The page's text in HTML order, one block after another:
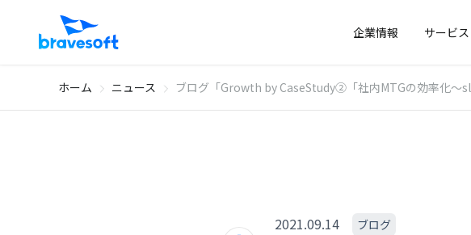
企業情報 サービス
ホーム ニュース ブログ「Growth by CaseStudy②「社内MTGの効率化〜
2021.09.14 ブログ